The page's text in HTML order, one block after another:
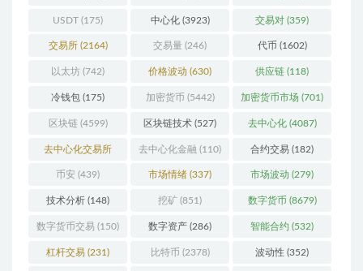
USDT (175) 中心化(3923) 交易对 (359)
交易所(2164) 交易量 (246) 代币 (1602)
以太坊 (742) 价格波动 (630) 供应链 (118)
冷钱包 (175) 加密货币 (5442) 加密货币市场 (701)
区块链(4599) 区块链技术 (527) 去中心化(4087)
去中心化交易所
(196)
去中心化金融 (110) 合约交易 (182)
币安 (439) 市场情绪 (337) 市场波动 (279)
技术分析 (148) 挖矿 (851) 数字货币 (8679)
数字货币交易 (150) 数字资产 (286) 智能合约 (532)
杠杆交易 (231) 比特币 (2378) 波动性 (352)